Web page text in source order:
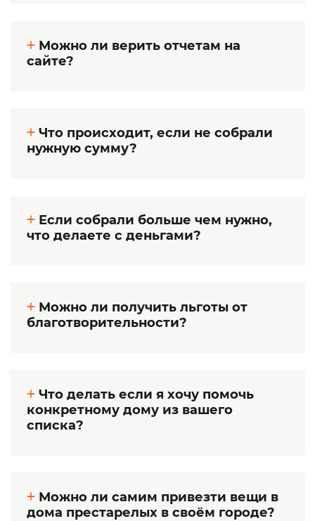
Можно ли верить отчетам на
сайте?
Что происходит, если не собрали
нужную сумму?
Если собрали больше чем нужно,
что делаете с деньгами?
Можно ли получить льготы от
благотворительности?
Что делать если я хочу помочь
конкретному дому из вашего
списка?
Можно ли самим привезти вещи в
дома престарелых в своём городе?